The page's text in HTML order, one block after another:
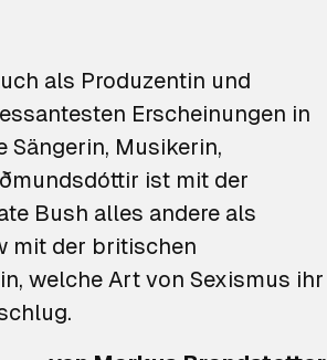
als Produzentin und
Erscheinungen in
Sängerin, Musikerin,
ist mit der
Bush alles andere als
mit der britischen
welche Art von Sexismus ihr